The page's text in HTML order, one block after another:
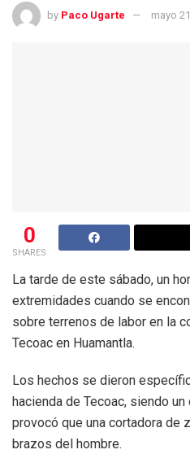
by Paco Ugarte mayo
0
SHARES
La tarde de este sábado, un
extremidades cuando se
sobre terrenos de labor en la
Tecoac en Huamantla.
Los hechos se dieron
hacienda de Tecoac, siendo
provocó que una cortadora de
brazos del hombre.